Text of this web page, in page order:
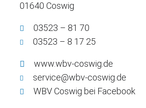
01640 Coswig
03523 – 81 70
03523 – 8 17 25
www.wbv-coswig.de
service@wbv-coswig.de
WBVCoswig bei Facebook